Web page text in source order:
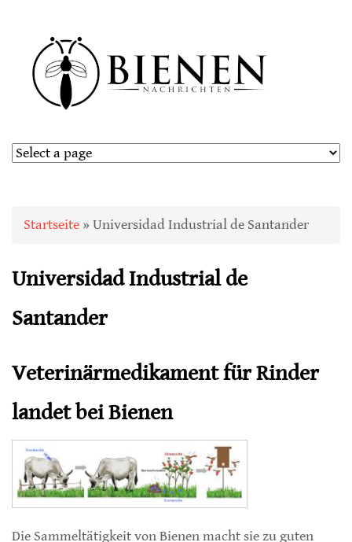
Sie sind hier
Startseite » Universidad Industrial de Santander
Universidad Industrial de
Santander
Veterinärmedikament für Rinder
landet bei Bienen
Die Sammeltätigkeit von Bienen macht sie zu guten